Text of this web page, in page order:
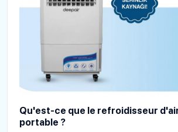
Qu'est-ce que le refroidisseur
portable ?